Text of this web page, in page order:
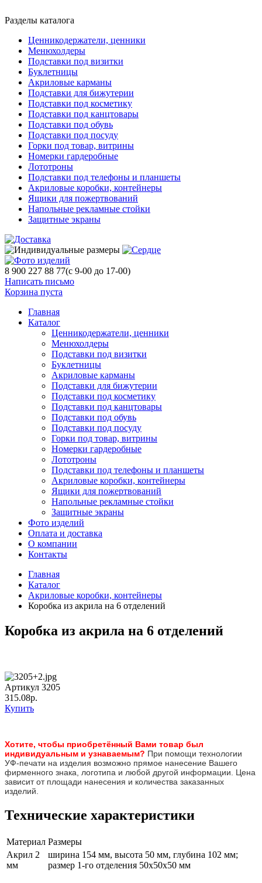
Разделы каталога
Ценникодержатели, ценники
Менюхолдеры
Подставки под визитки
Буклетницы
Акриловые карманы
Подставки для бижутерии
Подставки под косметику
Подставки под канцтовары
Подставки под обувь
Подставки под посуду
Горки под товар, витрины
Номерки гардеробные
Лототроны
Подставки под телефоны и планшеты
Акриловые коробки, контейнеры
Ящики для пожертвований
Напольные рекламные стойки
Защитные экраны
8 900 227 88 77(с 9-00 до 17-00)
Написать письмо
Корзина пуста
Главная
Каталог
Ценникодержатели, ценники
Менюхолдеры
Подставки под визитки
Буклетницы
Акриловые карманы
Подставки для бижутерии
Подставки под косметику
Подставки под канцтовары
Подставки под обувь
Подставки под посуду
Горки под товар, витрины
Номерки гардеробные
Лототроны
Подставки под телефоны и планшеты
Акриловые коробки, контейнеры
Ящики для пожертвований
Напольные рекламные стойки
Защитные экраны
Фото изделий
Оплата и доставка
О компании
Контакты
Главная
Каталог
Акриловые коробки, контейнеры
Коробка из акрила на 6 отделений
Коробка из акрила на 6 отделений
Артикул 3205
315.08р.
Купить
Хотите, чтобы приобретённый Вами товар был
индивидуальным и узнаваемым? При помощи технологии
УФ-печати на изделия возможно прямое нанесение Вашего
фирменного знака, логотипа и любой другой информации. Цена
зависит от площади нанесения и количества заказанных
изделий.
Технические характеристики
Материал Размеры
Акрил 2
мм
ширина 154 мм, высота 50 мм, глубина 102 мм;
размер 1-го отделения 50х50х50 мм